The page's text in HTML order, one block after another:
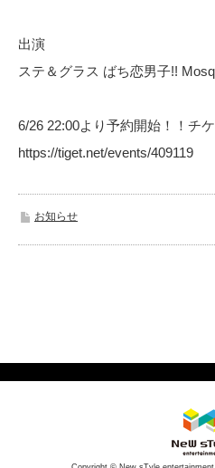
出演
ステ＆グラス ばち恋男子!!
6/26 22:00より予約開始！！チ
https://tiget.net/events/409119
お知らせ